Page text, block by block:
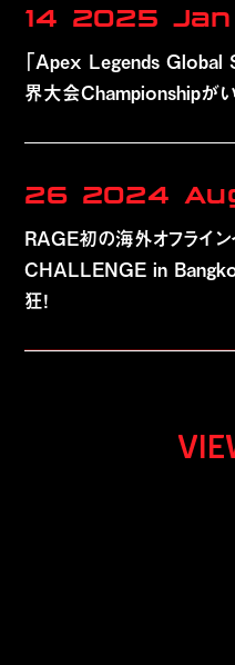
14 2025 Jan
「Apex Legends Global
界大会Championshipがい
26 2024
RAGE初の海外オフライ
CHALLENGE in Bangkok
狂！